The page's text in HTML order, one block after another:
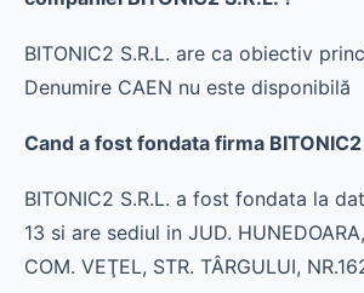
BITONIC2 S.R.L. are ca obiectiv
Denumire CAEN nu este disponibilă
Cand a fost fondata firma BITONIC2
BITONIC2 S.R.L. a fost fondata la
13 si are sediul in JUD.
COM. VEŢEL, STR. TÂRGULUI,